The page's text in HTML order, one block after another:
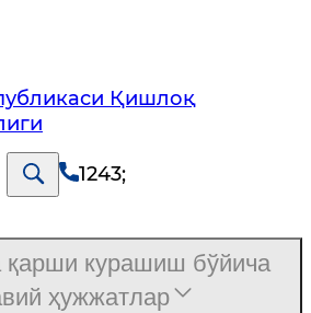
Қишлоқ
1243;
қарши курашиш бўйича
ҳужжатлар